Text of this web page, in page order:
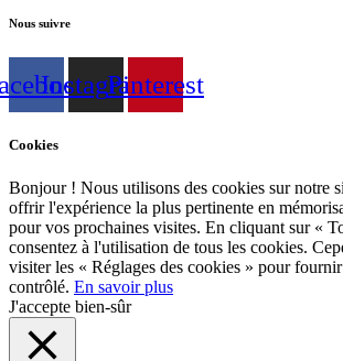
Nous suivre
InstagramPinterest
Cookies
Bonjour ! Nous utilisons des cookies sur notre
offrir l'expérience la plus pertinente en
pour vos prochaines visites. En cliquant sur «
consentez à l'utilisation de tous les cookies.
visiter les « Réglages des cookies » pour
contrôlé. En savoir plus
J'accepte bien-sûr